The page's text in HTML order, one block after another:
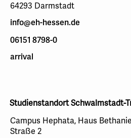
64293 Darmstadt
info@eh-hessen.de
06151 8798-0
arrival
Studienstandort Schwalmstadt-
Campus Hephata, Haus
Straße 2